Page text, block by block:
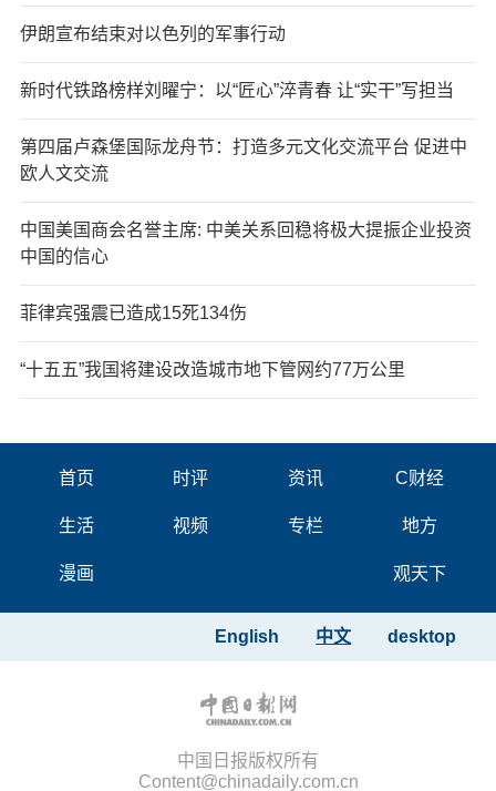
伊朗宣布结束对以色列的军事行动
新时代铁路榜样刘曜宁：以“匠心”淬青春 让“实干”写担当
第四届卢森堡国际龙舟节：打造多元文化交流平台 促进中
欧人文交流
中国美国商会名誉主席: 中美关系回稳将极大提振企业投资
中国的信心
菲律宾强震已造成15死134伤
“十五五”我国将建设改造城市地下管网约77万公里
首页 时评 资讯 C财经
生活 视频 专栏 地方
漫画 观天下
desktop
中文
English
中国日报版权所有
Content@chinadaily.com.cn